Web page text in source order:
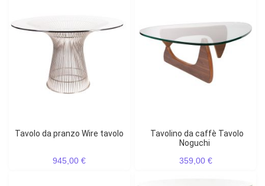
Tavolo da pranzo Wire tavolo
945,00 €
Tavolino da caffè Tavolo
Noguchi
359,00 €